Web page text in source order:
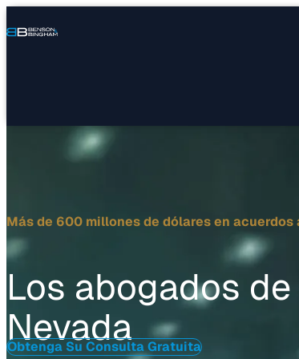
Más de 600 millones de dólares en
Los abogados
Nevada
Obtenga Su Consulta Gratuita
Connect
Us
Our
Locations